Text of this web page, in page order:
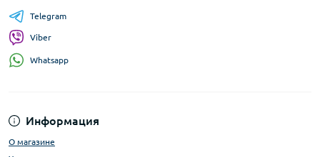
Информация
О магазине
Telegram
Viber
Whatsapp